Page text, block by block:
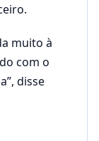
muito à
com o
disse